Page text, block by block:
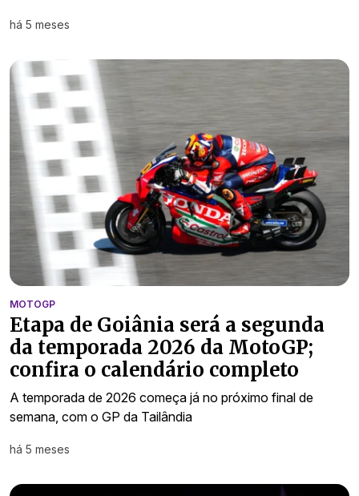
há 5 meses
MOTOGP
Etapa de Goiânia será a segunda
da temporada 2026 da MotoGP;
confira o calendário completo
A temporada de 2026 começa já no próximo final de
semana, com o GP da Tailândia
há 5 meses